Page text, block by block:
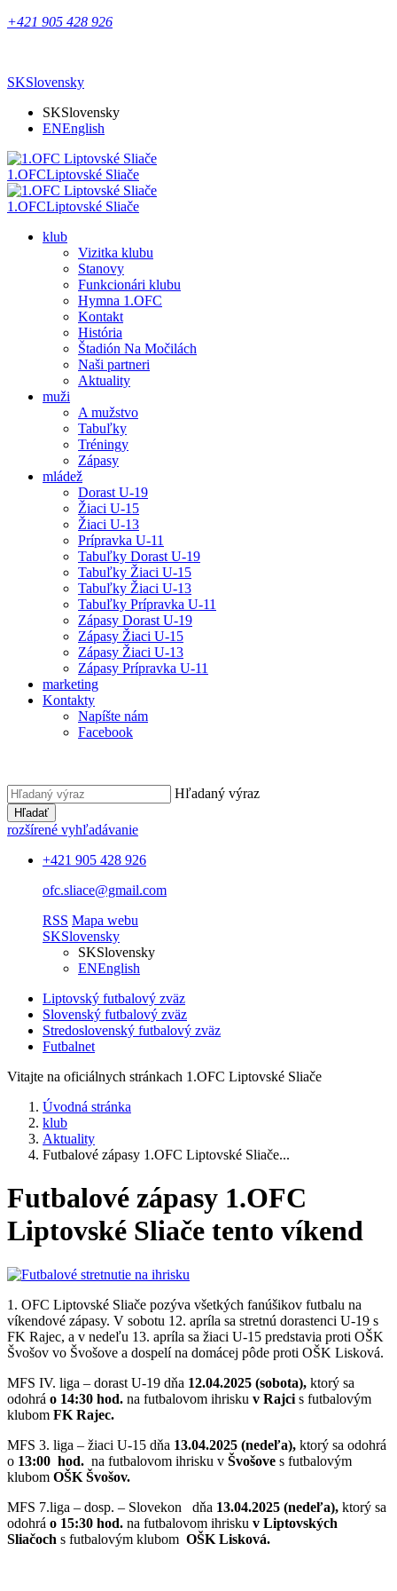
+421 905 428 926
SKSlovensky
SKSlovensky
ENEnglish
1.OFCLiptovské Sliače
1.OFCLiptovské Sliače
klub
Vizitka klubu
Stanovy
Funkcionári klubu
Hymna 1.OFC
Kontakt
História
Štadión Na Močilách
Naši partneri
Aktuality
muži
A mužstvo
Tabuľky
Tréningy
Zápasy
mládež
Dorast U-19
Žiaci U-15
Žiaci U-13
Prípravka U-11
Tabuľky Dorast U-19
Tabuľky Žiaci U-15
Tabuľky Žiaci U-13
Tabuľky Prípravka U-11
Zápasy Dorast U-19
Zápasy Žiaci U-15
Zápasy Žiaci U-13
Zápasy Prípravka U-11
marketing
Kontakty
Napíšte nám
Facebook
Hľadaný výraz
Hľadať
rozšírené vyhľadávanie
+421 905 428 926
ofc.sliace@gmail.com
RSS Mapa webu
SKSlovensky
SKSlovensky
ENEnglish
Liptovský futbalový zväz
Slovenský futbalový zväz
Stredoslovenský futbalový zväz
Futbalnet
Vitajte na oficiálnych stránkach 1.OFC Liptovské Sliače
Úvodná stránka
klub
Aktuality
Futbalové zápasy 1.OFC Liptovské Sliače...
Futbalové zápasy 1.OFC
Liptovské Sliače tento víkend
1. OFC Liptovské Sliače pozýva všetkých fanúšikov futbalu na
víkendové zápasy. V sobotu 12. apríla sa stretnú dorastenci U-19 s
FK Rajec, a v nedeľu 13. apríla sa žiaci U-15 predstavia proti OŠK
Švošov vo Švošove a dospelí na domácej pôde proti OŠK Lisková.
MFS IV. liga – dorast U-19 dňa 12.04.2025 (sobota), ktorý sa
odohrá o 14:30 hod. na futbalovom ihrisku v Rajci s futbalovým
klubom FK Rajec.
MFS 3. liga – žiaci U-15 dňa 13.04.2025 (nedeľa), ktorý sa odohrá
o 13:00 hod. na futbalovom ihrisku v Švošove s futbalovým
klubom OŠK Švošov.
MFS 7.liga – dosp. – Slovekon dňa 13.04.2025 (nedeľa), ktorý sa
odohrá o 15:30 hod. na futbalovom ihrisku v Liptovských
Sliačoch s futbalovým klubom OŠK Lisková.